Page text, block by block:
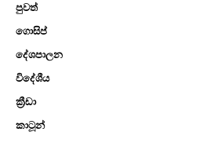
පුවත්
ගොසිප්
දේශපාලන
විදේශීය
ක්‍රීඩා
කාටූන්